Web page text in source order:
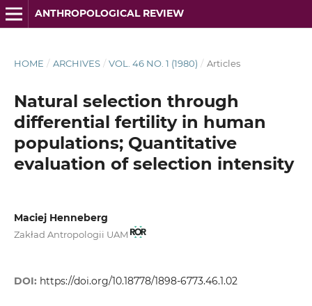
ANTHROPOLOGICAL REVIEW
HOME / ARCHIVES / VOL. 46 NO. 1 (1980) / Articles
Natural selection through
differential fertility in human
populations; Quantitative
evaluation of selection intensity
Maciej Henneberg
Zakład Antropologii UAM
DOI: https://doi.org/10.18778/1898-6773.46.1.02